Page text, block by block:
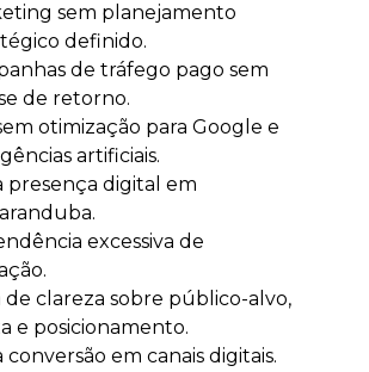
sem planejamento
definido.
de tráfego pago sem
de retorno.
otimização para Google e
artificiais.
presença digital em
excessiva de
de clareza sobre público-alvo,
e posicionamento.
conversão em canais digitais.